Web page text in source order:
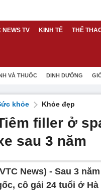
NEWS TV KINH TẾ THỂ
VÀ THUỐC DINH DƯỠNG
khỏe Khỏe đẹp
filler ở
sau 3 năm
News) - Sau 3
cô gái 24 tuổi ở